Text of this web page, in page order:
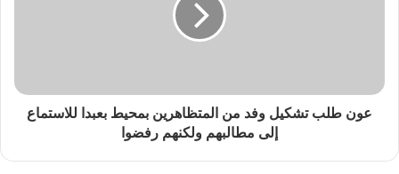
عون طلب تشكيل وفد من المتظاهرين بمحيط بعبدا للاستماع
إلى مطالبهم ولكنهم رفضوا